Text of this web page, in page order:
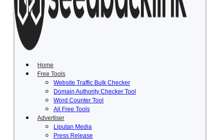
Lewati
konten
Home
Free Tools
Website Traffic Bulk Checker
Domain Authority Checker Tool
Word Counter Tool
All Free Tools
Advertiser
Liputan Media
Press Release